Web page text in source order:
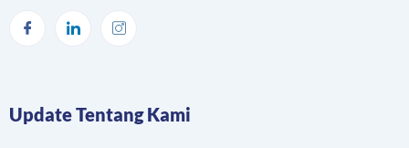
Update Tentang Kami